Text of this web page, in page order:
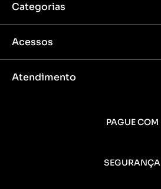
Categorias
Acessos
Atendimento
PAGUE COM
SEGURANÇA